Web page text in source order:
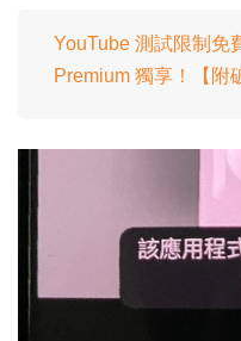
YouTube 測試限制免
Premium 獨享！【附